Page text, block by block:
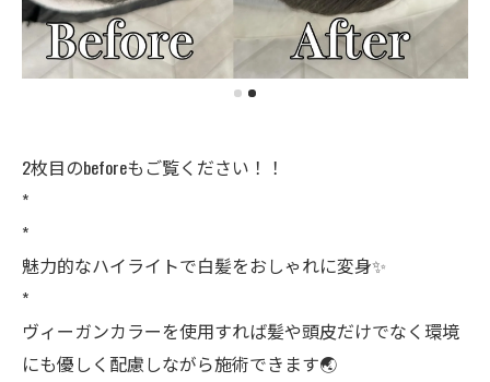
2枚目のbeforeもご覧ください！！
*
*
魅力的なハイライトで白髪をおしゃれに変身✨
*
ヴィーガンカラーを使用すれば髪や頭皮だけでなく環境
にも優しく配慮しながら施術できます🌏